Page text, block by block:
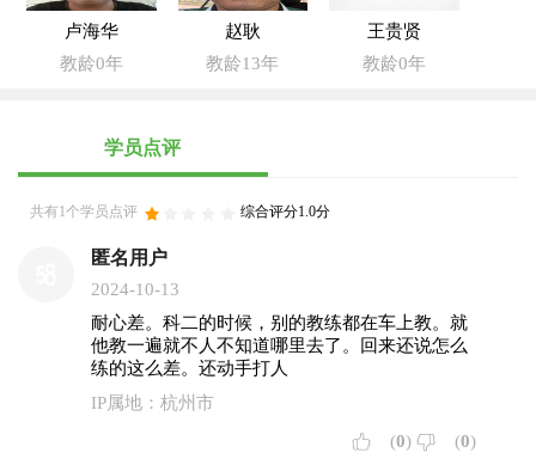
卢海华
教龄0年
赵耿
教龄13年
王贵贤
教龄0年
学员点评
共有1个学员点评 综合评分1.0分
匿名用户
2024-10-13
耐心差。科二的时候，别的教练都在车上教。就
他教一遍就不人不知道哪里去了。回来还说怎么
练的这么差。还动手打人
IP属地：杭州市
(0) (0)